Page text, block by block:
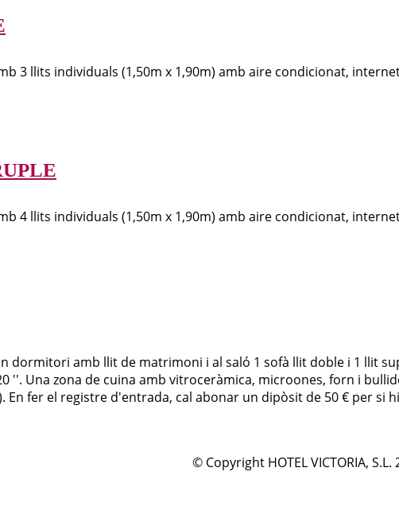
3 llits individuals (1,50m x 1,90m) amb aire condicionat,
4 llits individuals (1,50m x 1,90m) amb aire condicionat,
dormitori amb llit de matrimoni i al saló 1 sofà llit doble i 1 llit
''. Una zona de cuina amb vitroceràmica, microones, forn i
En fer el registre d'entrada, cal abonar un dipòsit de 50 € per si
© Copyright HOTEL VICTORIA, S.L.